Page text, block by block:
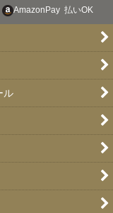
AmazonPay 払いOK
ル